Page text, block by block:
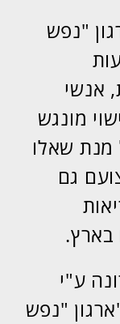
"נפש
אנשי
מונגש
מנת שאלו
גם
בארץ.
ע"י
"נפש